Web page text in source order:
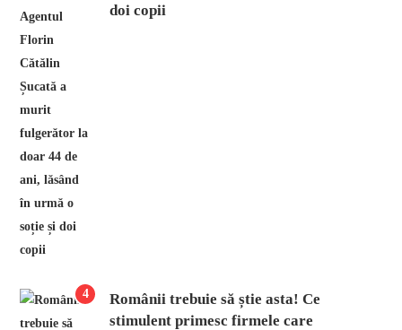
doi copii
4
Românii trebuie să știe asta! Ce
stimulent primesc firmele care